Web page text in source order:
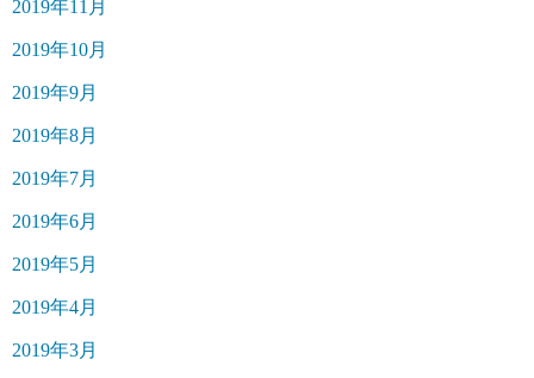
2019年11月
2019年10月
2019年9月
2019年8月
2019年7月
2019年6月
2019年5月
2019年4月
2019年3月